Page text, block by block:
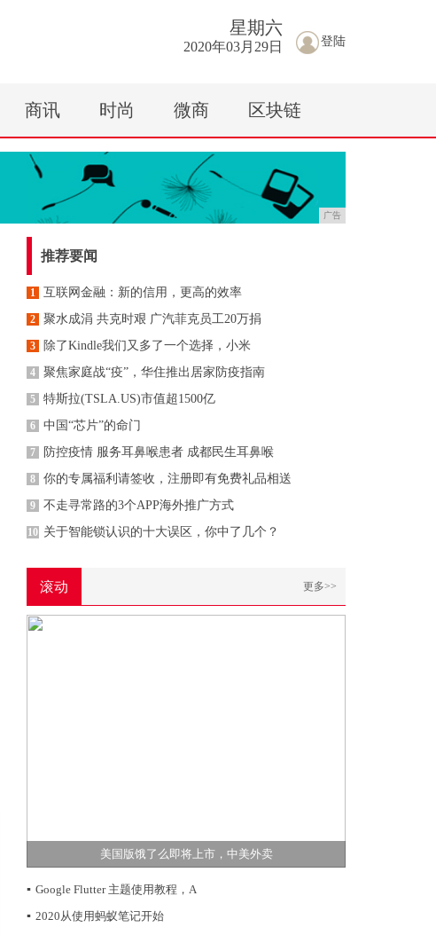
登陆
星期六
2020年03月29日
商讯 时尚 微商 区块链
广告
推荐要闻
1 ​互联网金融：新的信用，更高的效率
2 聚水成涓 共克时艰 广汽菲克员工20万捐
3 除了Kindle我们又多了一个选择，小米
4 聚焦家庭战“疫”，华住推出居家防疫指南
5 特斯拉(TSLA.US)市值超1500亿
6 中国“芯片”的命门
7 防控疫情 服务耳鼻喉患者 成都民生耳鼻喉
8 你的专属福利请签收，注册即有免费礼品相送
9 不走寻常路的3个APP海外推广方式
10 关于智能锁认识的十大误区，你中了几个？
滚动 更多>>
美国版饿了么即将上市，中美外卖
▪ Google Flutter 主题使用教程，A
▪ 2020从使用蚂蚁笔记开始